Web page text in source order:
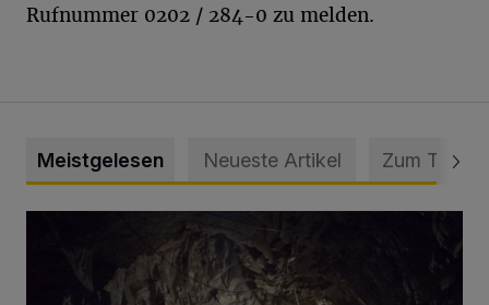
Rufnummer 0202 / 284-0 zu melden.
Meistgelesen Neueste Artikel Zum Thema